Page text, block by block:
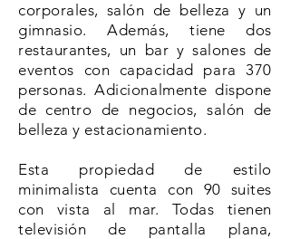
corporales, salón de belleza y un
gimnasio. Además, tiene dos
restaurantes, un bar y salones de
eventos con capacidad para 370
personas. Adicionalmente dispone
de centro de negocios, salón de
belleza y estacionamiento.
Esta propiedad de estilo
minimalista cuenta con 90 suites
con vista al mar. Todas tienen
televisión de pantalla plana,